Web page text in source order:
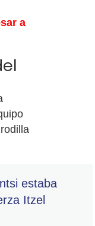
a
estaba
Itzel